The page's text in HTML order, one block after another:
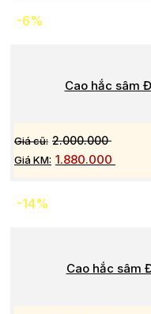
-6%
Cao hắc sâm
2.000.000
1.880.000
-14%
Cao hắc sâm